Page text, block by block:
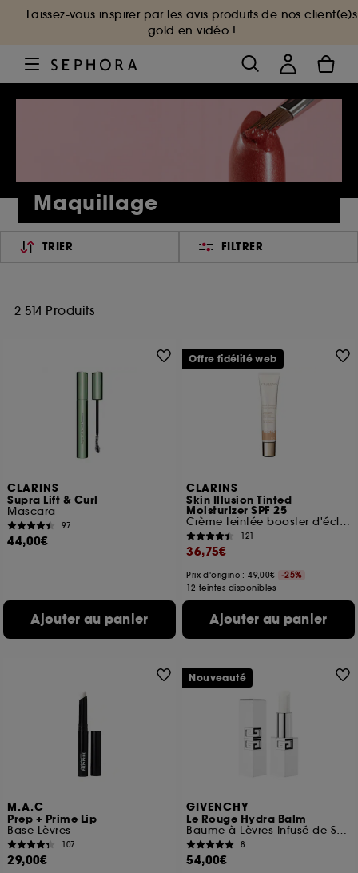
Laissez-vous inspirer par les avis produits de nos client(e)s
gold en vidéo !
Maquillage
TRIER FILTRER
2 514 Produits
CLARINS
Supra Lift & Curl
Mascara
97
44,00€
Ajouter au panier
CLARINS
Skin Illusion Tinted
Moisturizer SPF 25
Crème teintée booster d'éclat
121
36,75€
Prix d'origine : 49,00€
-25%
12 teintes disponibles
Ajouter au panier
Offre fidélité web
M.A.C
Prep + Prime Lip
Base Lèvres
107
29,00€
GIVENCHY
Le Rouge Hydra Balm
Baume à Lèvres Infusé de Soin
8
54,00€
Nouveauté